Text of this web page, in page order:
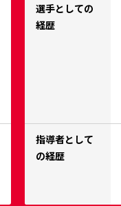
選手としての
経歴
指導者として
の経歴